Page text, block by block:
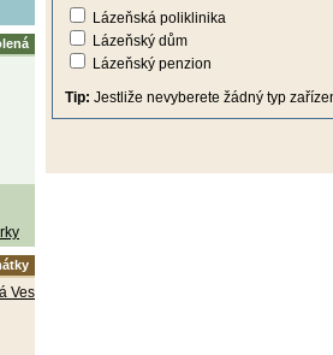
Ves
Lázeňská poliklinika
Lázeňský dům
Lázeňský penzion
Tip: Jestliže nevyberete žádný typ